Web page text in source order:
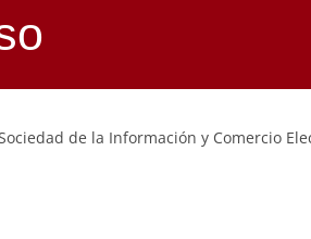
de la Información y Comercio